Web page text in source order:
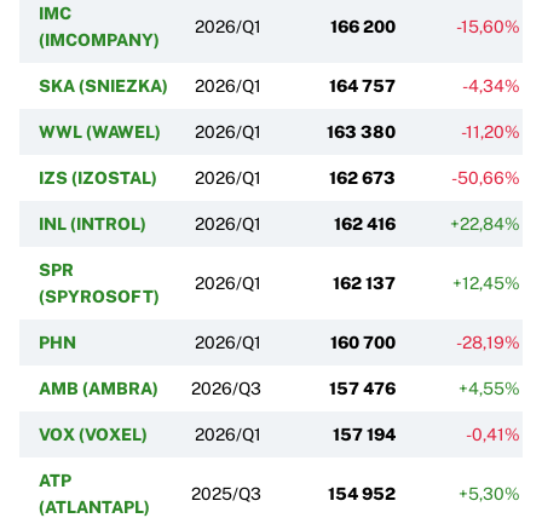
IMC
(IMCOMPANY)
2026/Q1 166 200 -15,60%
SKA (SNIEZKA) 2026/Q1 164 757 -4,34%
WWL (WAWEL) 2026/Q1 163 380 -11,20%
IZS (IZOSTAL) 2026/Q1 162 673 -50,66%
INL (INTROL) 2026/Q1 162 416 +22,84%
SPR
(SPYROSOFT)
2026/Q1 162 137 +12,45%
PHN 2026/Q1 160 700 -28,19%
AMB (AMBRA) 2026/Q3 157 476 +4,55%
VOX (VOXEL) 2026/Q1 157 194 -0,41%
ATP
(ATLANTAPL)
2025/Q3 154 952 +5,30%